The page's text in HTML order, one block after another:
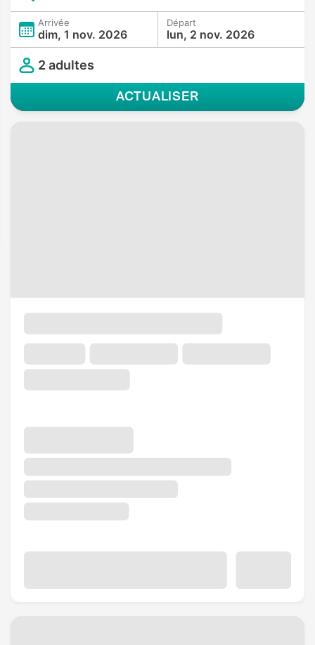
Arrivée
dim, 1 nov. 2026
Départ
lun, 2 nov. 2026
2 adultes
ACTUALISER